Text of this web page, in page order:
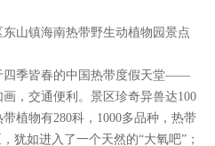
山镇海南热带野生动植物园景点
季皆春的中国热带度假天堂——
，交通便利。景区珍奇异兽达100
植物有280科，1000多品种，热带
犹如进入了一个天然的“大氧吧”；